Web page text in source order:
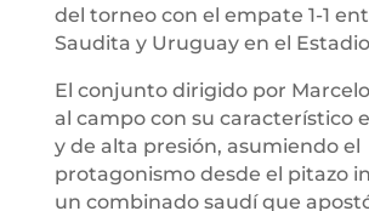
del torneo con el empate 1-1
Saudita y Uruguay en el
El conjunto dirigido por
al campo con su característico
y de alta presión, asumiendo el
protagonismo desde el pitazo
un combinado saudí que